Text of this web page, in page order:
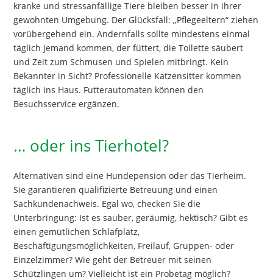
kranke und stressanfällige Tiere bleiben besser in ihrer
gewohnten Umgebung. Der Glücksfall: „Pflegeeltern“ ziehen
vorübergehend ein. Andernfalls sollte mindestens einmal
täglich jemand kommen, der füttert, die Toilette säubert
und Zeit zum Schmusen und Spielen mitbringt. Kein
Bekannter in Sicht? Professionelle Katzensitter kommen
täglich ins Haus. Futterautomaten können den
Besuchsservice ergänzen.
… oder ins Tierhotel?
Alternativen sind eine Hundepension oder das Tierheim.
Sie garantieren qualifizierte Betreuung und einen
Sachkundenachweis. Egal wo, checken Sie die
Unterbringung: Ist es sauber, geräumig, hektisch? Gibt es
einen gemütlichen Schlafplatz,
Beschäftigungsmöglichkeiten, Freilauf, Gruppen- oder
Einzelzimmer? Wie geht der Betreuer mit seinen
Schützlingen um? Vielleicht ist ein Probetag möglich?